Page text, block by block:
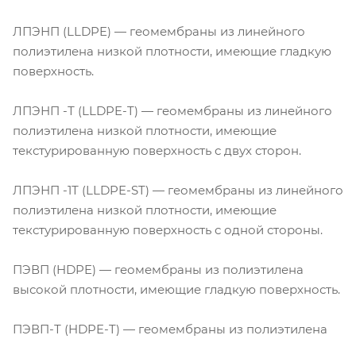
ЛПЭНП (LLDPE) — геомембраны из линейного
полиэтилена низкой плотности, имеющие гладкую
поверхность.
ЛПЭНП -Т (LLDPE-T) — геомембраны из линейного
полиэтилена низкой плотности, имеющие
текстурированную поверхность с двух сторон.
ЛПЭНП -1Т (LLDPE-ST) — геомембраны из линейного
полиэтилена низкой плотности, имеющие
текстурированную поверхность с одной стороны.
ПЭВП (HDPE) — геомембраны из полиэтилена
высокой плотности, имеющие гладкую поверхность.
ПЭВП-Т (HDPE-T) — геомембраны из полиэтилена